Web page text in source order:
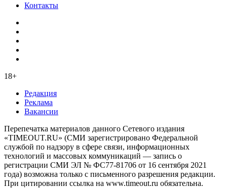
Контакты
18+
Редакция
Реклама
Вакансии
Перепечатка материалов данного Сетевого издания
«TIMEOUT.RU» (СМИ зарегистрировано Федеральной
службой по надзору в сфере связи, информационных
технологий и массовых коммуникаций — запись о
регистрации СМИ ЭЛ № ФС77-81706 от 16 сентября 2021
года) возможна только с письменного разрешения редакции.
При цитировании ссылка на www.timeout.ru обязательна.